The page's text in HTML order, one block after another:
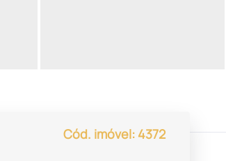
Cód. imóvel: 4372